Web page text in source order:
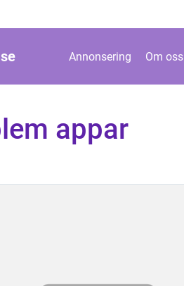
se Annonsering Om oss
appar